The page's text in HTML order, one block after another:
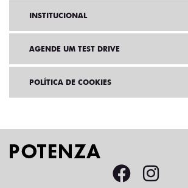
INSTITUCIONAL
AGENDE UM TEST DRIVE
POLÍTICA DE COOKIES